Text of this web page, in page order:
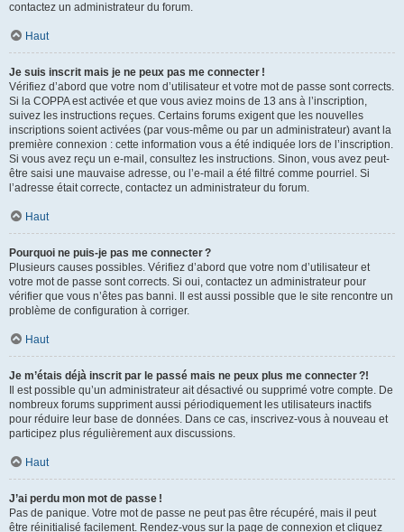
contactez un administrateur du forum.
Haut
Je suis inscrit mais je ne peux pas me connecter !
Vérifiez d’abord que votre nom d’utilisateur et votre mot de passe sont corrects.
Si la COPPA est activée et que vous aviez moins de 13 ans à l’inscription,
suivez les instructions reçues. Certains forums exigent que les nouvelles
inscriptions soient activées (par vous-même ou par un administrateur) avant la
première connexion : cette information vous a été indiquée lors de l’inscription.
Si vous avez reçu un e-mail, consultez les instructions. Sinon, vous avez peut-
être saisi une mauvaise adresse, ou l’e-mail a été filtré comme pourriel. Si
l’adresse était correcte, contactez un administrateur du forum.
Haut
Pourquoi ne puis-je pas me connecter ?
Plusieurs causes possibles. Vérifiez d’abord que votre nom d’utilisateur et
votre mot de passe sont corrects. Si oui, contactez un administrateur pour
vérifier que vous n’êtes pas banni. Il est aussi possible que le site rencontre un
problème de configuration à corriger.
Haut
Je m’étais déjà inscrit par le passé mais ne peux plus me connecter ?!
Il est possible qu’un administrateur ait désactivé ou supprimé votre compte. De
nombreux forums suppriment aussi périodiquement les utilisateurs inactifs
pour réduire leur base de données. Dans ce cas, inscrivez-vous à nouveau et
participez plus régulièrement aux discussions.
Haut
J’ai perdu mon mot de passe !
Pas de panique. Votre mot de passe ne peut pas être récupéré, mais il peut
être réinitialisé facilement. Rendez-vous sur la page de connexion et cliquez